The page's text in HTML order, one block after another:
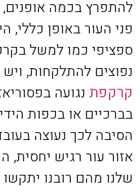
להתפרץ בכמה
פני העור באופן כללי,
ספציפי כמו למשל
נפוצים להתלקחות,
קרקפת נגועה
בברכיים או בכפות
הסיבה לכך נעוצה
אזור עור רגיש
שלנו מהם רובנו